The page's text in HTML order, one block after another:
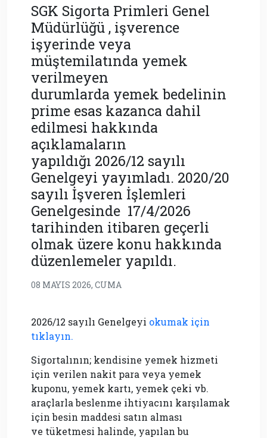
SGK Sigorta Primleri Genel
Müdürlüğü , işverence
işyerinde veya
müştemilatında yemek
verilmeyen
durumlarda yemek bedelinin
prime esas kazanca dahil
edilmesi hakkında
açıklamaların
yapıldığı 2026/12 sayılı
Genelgeyi yayımladı. 2020/20
sayılı İşveren İşlemleri
Genelgesinde 17/4/2026
tarihinden itibaren geçerli
olmak üzere konu hakkında
düzenlemeler yapıldı.
08 MAYIS 2026, CUMA
2026/12 sayılı Genelgeyi okumak için
tıklayın.
Sigortalının; kendisine yemek hizmeti
için verilen nakit para veya yemek
kuponu, yemek kartı, yemek çeki vb.
araçlarla beslenme ihtiyacını karşılamak
için besin maddesi satın alması
ve tüketmesi halinde, yapılan bu